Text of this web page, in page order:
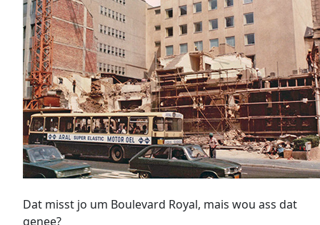
Dat misst jo um Boulevard Royal, mais wou ass dat
genee?